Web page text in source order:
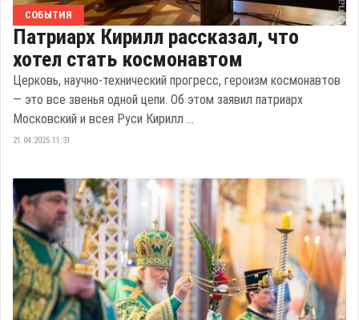
СОБЫТИЯ
Патриарх Кирилл рассказал, что
хотел стать космонавтом
Церковь, научно-технический прогресс, героизм космонавтов
— это все звенья одной цепи. Об этом заявил патриарх
Московский и всея Руси Кирилл ...
21.04.2025 11:31